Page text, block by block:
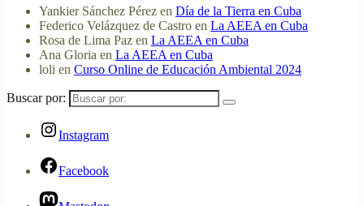
Yankier Sánchez Pérez en Día de la Tierra en Cuba
Federico Velázquez de Castro en La AEEA en Cuba
Rosa de Lima Paz en La AEEA en Cuba
Ana Gloria en La AEEA en Cuba
loli en Curso Online de Educación Ambiental 2024
Buscar por:
Instagram
Facebook